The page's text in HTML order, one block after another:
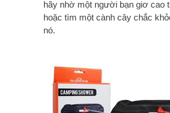
hãy nhờ một người bạn giơ cao
hoặc tìm một cành cây chắc
nó.